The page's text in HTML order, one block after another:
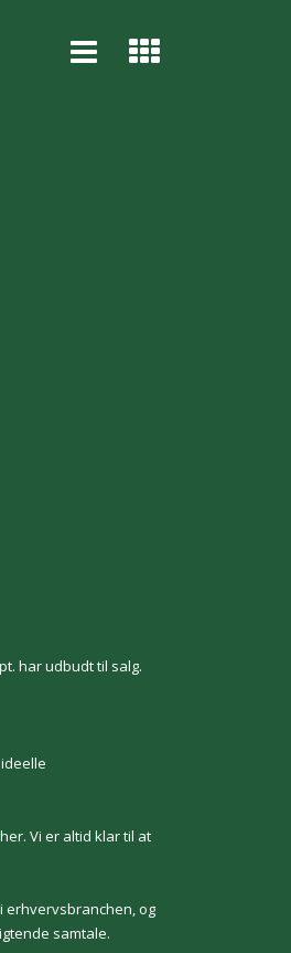
har udbudt til salg.
Vi er altid klar til at
erhvervsbranchen, og
samtale.